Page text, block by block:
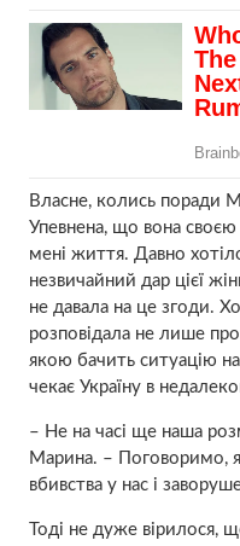
Власне, колись поради
Упевнена, що вона своєю
мені життя. Давно
незвичайний дар цієї
не давала на це згоди.
розповідала не лише
якою бачить ситуацію
чекає Україну в
– Не на часі ще наша
Марина. – Поговоримо,
вбивства у нас і
Тоді не дуже вірилося,